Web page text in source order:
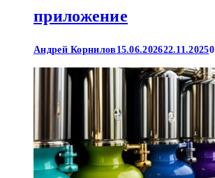
приложение
Андрей Корнилов 15.06.202622.11.20250